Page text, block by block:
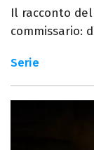
Il racconto
commissario:
Serie